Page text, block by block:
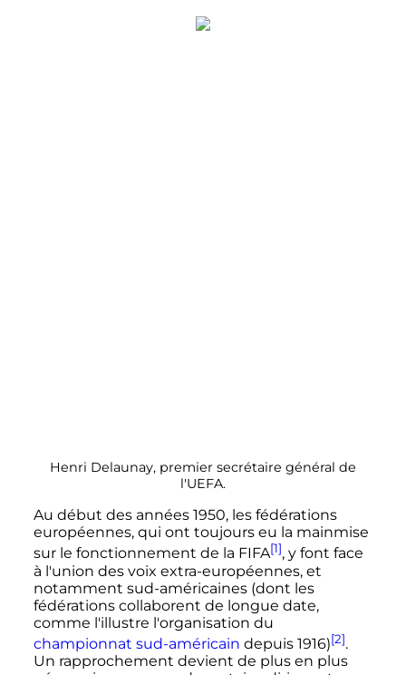
Henri Delaunay, premier secrétaire général de
l'UEFA.
Au début des années 1950, les fédérations
européennes, qui ont toujours eu la mainmise
sur le fonctionnement de la FIFA[1], y font face
à l'union des voix extra-européennes, et
notamment sud-américaines (dont les
fédérations collaborent de longue date,
comme l'illustre l'organisation du
championnat sud-américain depuis 1916)[2].
Un rapprochement devient de plus en plus